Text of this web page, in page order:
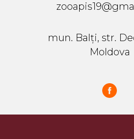
mun. Balți, str.
Moldova